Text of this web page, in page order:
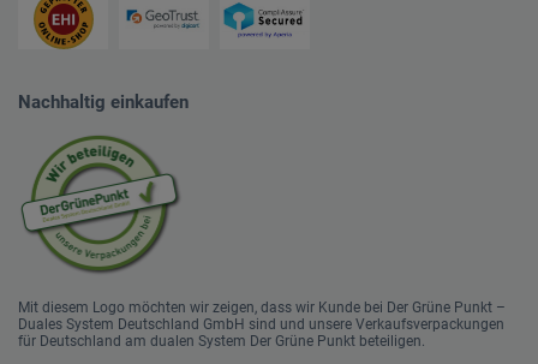
Nachhaltig einkaufen
Mit diesem Logo möchten wir zeigen, dass wir Kunde bei Der Grüne Punkt –
Duales System Deutschland GmbH sind und unsere Verkaufsverpackungen
für Deutschland am dualen System Der Grüne Punkt beteiligen.